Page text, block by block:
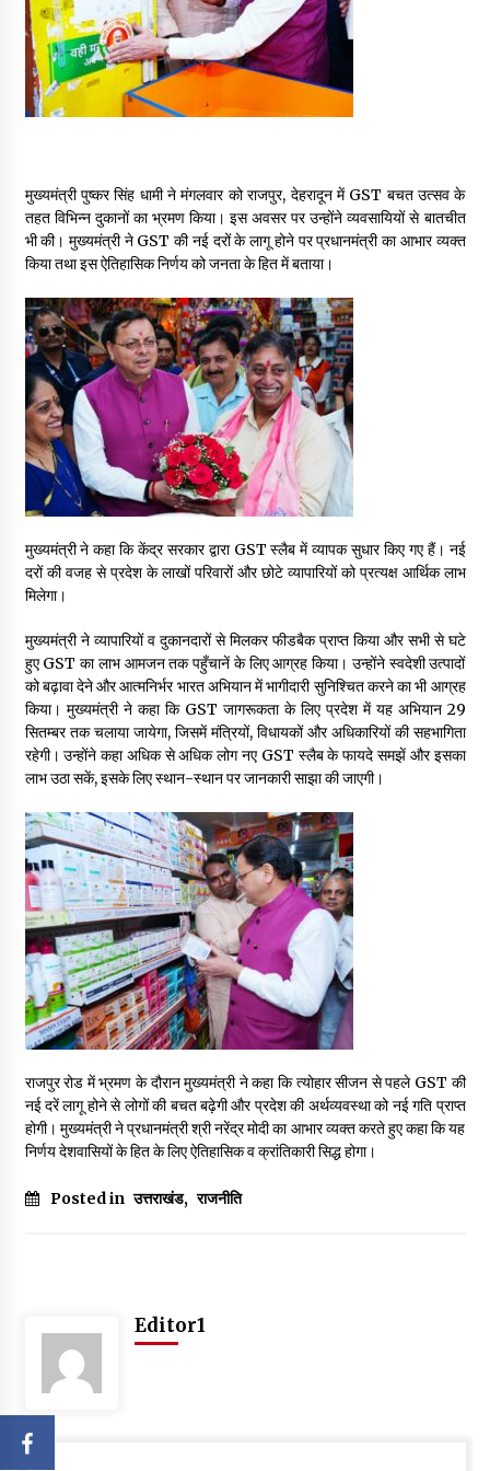
May 16, 2022
Thought Of The Day 14 May
May 14, 2022
Thought Of The Day 13 May
May 13, 2022
May 12, 2022
Thought Of The Day 11 May
May 11, 2022
Thought Of The Day 10 May
May 10, 2022
Thought Of The Day 9 May
मुख्यमंत्री पुष्कर सिंह धामी ने मंगलवार को राजपुर, देहरादून में GST बचत उत्सव के
तहत विभिन्न दुकानों का भ्रमण किया। इस अवसर पर उन्होंने व्यवसायियों से बातचीत
भी की। मुख्यमंत्री ने GST की नई दरों के लागू होने पर प्रधानमंत्री का आभार व्यक्त
किया तथा इस ऐतिहासिक निर्णय को जनता के हित में बताया।
मुख्यमंत्री ने कहा कि केंद्र सरकार द्वारा GST स्लैब में व्यापक सुधार किए गए हैं। नई
दरों की वजह से प्रदेश के लाखों परिवारों और छोटे व्यापारियों को प्रत्यक्ष आर्थिक लाभ
मिलेगा।
मुख्यमंत्री ने व्यापारियों व दुकानदारों से मिलकर फीडबैक प्राप्त किया और सभी से घटे
हुए GST का लाभ आमजन तक पहुँचानें के लिए आग्रह किया। उन्होंने स्वदेशी उत्पादों
को बढ़ावा देने और आत्मनिर्भर भारत अभियान में भागीदारी सुनिश्चित करने का भी आग्रह
किया। मुख्यमंत्री ने कहा कि GST जागरूकता के लिए प्रदेश में यह अभियान 29
सितम्बर तक चलाया जायेगा, जिसमें मंत्रियों, विधायकों और अधिकारियों की सहभागिता
रहेगी। उन्होंने कहा अधिक से अधिक लोग नए GST स्लैब के फायदे समझें और इसका
लाभ उठा सकें, इसके लिए स्थान-स्थान पर जानकारी साझा की जाएगी।
राजपुर रोड में भ्रमण के दौरान मुख्यमंत्री ने कहा कि त्योहार सीजन से पहले GST की
नई दरें लागू होने से लोगों की बचत बढ़ेगी और प्रदेश की अर्थव्यवस्था को नई गति प्राप्त
होगी। मुख्यमंत्री ने प्रधानमंत्री श्री नरेंद्र मोदी का आभार व्यक्त करते हुए कहा कि यह
निर्णय देशवासियों के हित के लिए ऐतिहासिक व क्रांतिकारी सिद्ध होगा।
Posted in उत्तराखंड, राजनीति
Editor1